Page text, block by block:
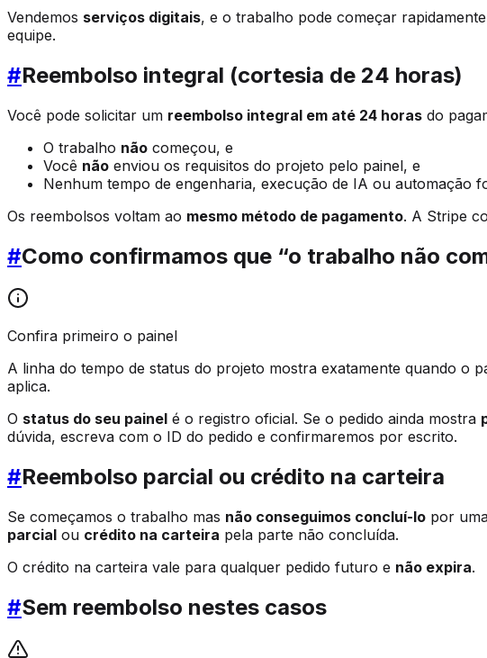
Vendemos serviços digitais, e o trabalho pode começar
equipe.
#Reembolso integral (cortesia de 24 horas)
Você pode solicitar um reembolso integral em até 24 horas do
O trabalho não começou, e
Você não enviou os requisitos do projeto pelo painel, e
Nenhum tempo de engenharia, execução de IA ou automação
Os reembolsos voltam ao mesmo método de pagamento. A Stripe
#Como confirmamos que “o trabalho não
Confira primeiro o painel
A linha do tempo de status do projeto mostra exatamente quando o
aplica.
O status do seu painel é o registro oficial. Se o pedido ainda mostra
dúvida, escreva com o ID do pedido e confirmaremos por escrito.
#Reembolso parcial ou crédito na carteira
Se começamos o trabalho mas não conseguimos concluí-lo por
parcial ou crédito na carteira pela parte não concluída.
O crédito na carteira vale para qualquer pedido futuro e não expira.
#Sem reembolso nestes casos